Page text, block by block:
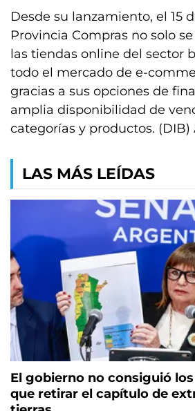
Desde su lanzamiento, el 15
Provincia Compras no solo
las tiendas online del sector
todo el mercado de e-
gracias a sus opciones de
amplia disponibilidad de
categorías y productos. (DIB)
LAS MÁS LEÍDAS
El gobierno no consiguió
que retirar el capítulo de